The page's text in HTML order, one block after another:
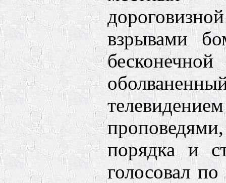
взрывами
порядка и
голосовал